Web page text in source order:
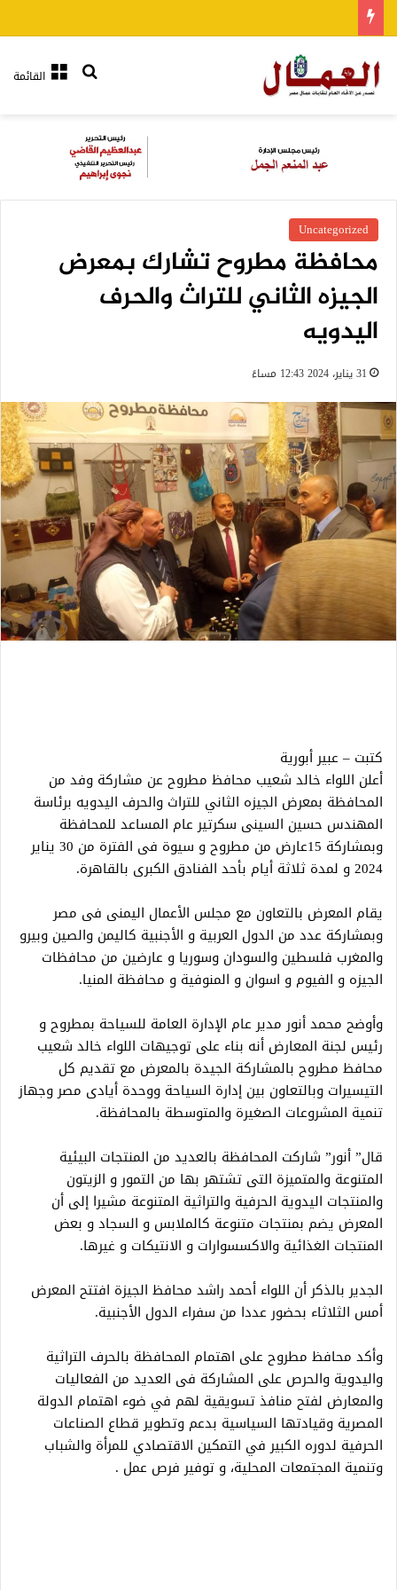
القائمةبحث عن
Uncategorized
محافظة مطروح تشارك بمعرض
الجيزه الثاني للتراث والحرف
اليدويه
31 يناير، 2024 12:43 مساءً
كتبت – عبير أبورية
أعلن اللواء خالد شعيب محافظ مطروح عن مشاركة وفد من
المحافظة بمعرض الجيزه الثاني للتراث والحرف اليدويه برئاسة
المهندس حسين السينى سكرتير عام المساعد للمحافظة
وبمشاركة 15عارض من مطروح و سيوة فى الفترة من 30 يناير
2024 و لمدة ثلاثة أيام بأحد الفنادق الكبرى بالقاهرة.
يقام المعرض بالتعاون مع مجلس الأعمال اليمنى فى مصر
وبمشاركة عدد من الدول العربية و الأجنبية كاليمن والصين وبيرو
والمغرب فلسطين والسودان وسوريا و عارضين من محافظات
الجيزه و الفيوم و اسوان و المنوفية و محافظة المنيا.
وأوضح محمد أنور مدير عام الإدارة العامة للسياحة بمطروح و
رئيس لجنة المعارض أنه بناء على توجيهات اللواء خالد شعيب
محافظ مطروح بالمشاركة الجيدة بالمعرض مع تقديم كل
التيسيرات وبالتعاون بين إدارة السياحة ووحدة أيادى مصر وجهاز
تنمية المشروعات الصغيرة والمتوسطة بالمحافظة.
قال” أنور” شاركت المحافظة بالعديد من المنتجات البيئية
المتنوعة والمتميزة التى تشتهر بها من التمور و الزيتون
والمنتجات اليدوية الحرفية والتراثية المتنوعة مشيرا إلى أن
المعرض يضم بمنتجات متنوعة كالملابس و السجاد و بعض
المنتجات الغذائية والاكسسوارات و الانتيكات و غيرها.
الجدير بالذكر أن اللواء أحمد راشد محافظ الجيزة افتتح المعرض
أمس الثلاثاء بحضور عددا من سفراء الدول الأجنبية.
وأكد محافظ مطروح على اهتمام المحافظة بالحرف التراثية
واليدوية والحرص على المشاركة فى العديد من الفعاليات
والمعارض لفتح منافذ تسويقية لهم في ضوء اهتمام الدولة
المصرية وقيادتها السياسية بدعم وتطوير قطاع الصناعات
الحرفية لدوره الكبير في التمكين الاقتصادي للمرأة والشباب
وتنمية المجتمعات المحلية، و توفير فرص عمل .